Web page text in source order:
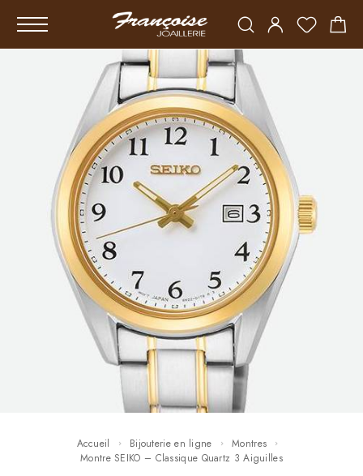
Accueil Bijouterie en ligne
Montres
Montre SEIKO – Classique Quartz 3 Aiguilles